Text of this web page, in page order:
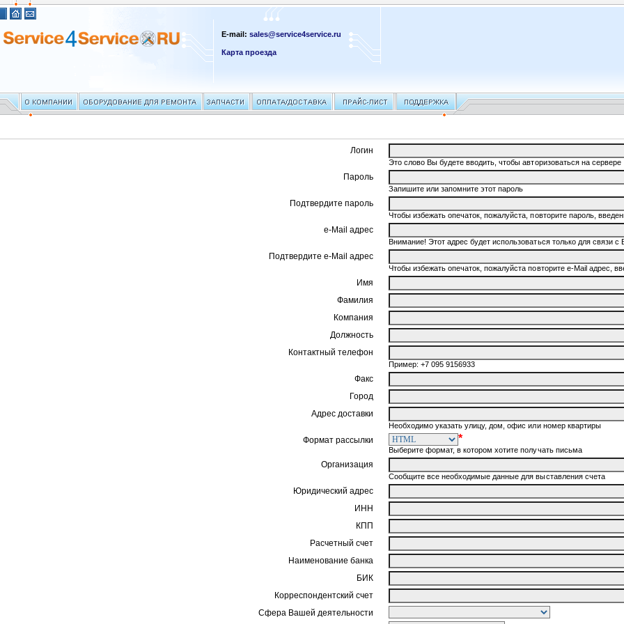
E-mail:sales@service4service.ru
Карта проезда
Логин
Это слово Вы будете вводить, чтобы авторизоваться на сервере
Пароль
Запишите или запомните этот пароль
Подтвердите пароль
Чтобы избежать опечаток, пожалуйста, повторите пароль,
e-Mail адрес
Внимание! Этот адрес будет использоваться только для связи
Подтвердите e-Mail адрес
Чтобы избежать опечаток, пожалуйста повторите e-Mail адрес,
Имя
Фамилия
Компания
Должность
Контактный телефон
Пример: +7 095 9156933
Факс
Город
Адрес доставки
Необходимо указать улицу, дом, офис или номер квартиры
Формат рассылки *
Выберите формат, в котором хотите получать письма
Организация
Сообщите все необходимые данные для выставления счета
Юридический адрес
ИНН
КПП
Расчетный счет
Наименование банка
БИК
Корреспондентский счет
Сфера Вашей деятельности